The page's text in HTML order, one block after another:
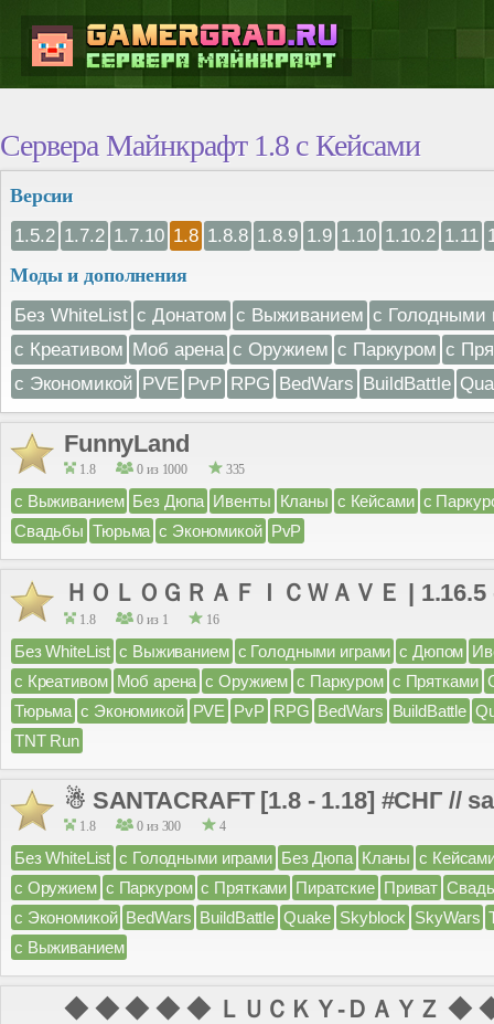
Сервера Майнкрафт 1.8 с Кейсами
Версии
1.5.2 1.7.2 1.7.10 1.8 1.8.8 1.8.9 1.9 1.10 1.10.2 1.11
Моды и дополнения
Без WhiteList с Донатом с Выживанием с Голодными
с Креативом Моб арена с Оружием с Паркуром с
с Экономикой PVE PvP RPG BedWars BuildBattle
FunnyLand
1.8 0 из 1000 335
с Выживанием Без Дюпа Ивенты Кланы с Кейсами с
Свадьбы Тюрьма с Экономикой PvP
ＨＯＬＯＧＲＡＦＩＣＷＡＶＥ | 1.16.5
1.8 0 из 1 16
Без WhiteList с Выживанием с Голодными играми с Дюпом
с Креативом Моб арена с Оружием с Паркуром с Прятками
Тюрьма с Экономикой PVE PvP RPG BedWars BuildBattle
TNT Run
☃ SANTACRAFT [1.8 - 1.18] #СНГ //
1.8 0 из 300 4
Без WhiteList с Голодными играми Без Дюпа Кланы с
с Оружием с Паркуром с Прятками Пиратские Приват
с Экономикой BedWars BuildBattle Quake Skyblock SkyWars
с Выживанием
◆ ◆ ◆ ◆ ◆ ＬＵＣＫＹ-ＤＡＹＺ